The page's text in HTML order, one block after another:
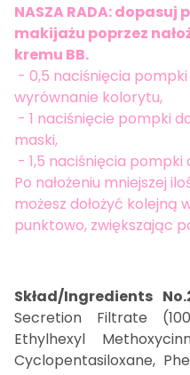
NASZA RADA:
makijażu poprzez
kremu BB.
- 0,5 naciśnięcia
wyrównanie kolorytu,
- 1 naciśnięcie pompki
maski,
- 1,5 naciśnięcia
Po nałożeniu mniejszej
możesz dołożyć kolejną
punktowo, zwiększając
Skład/Ingredients
Secretion Filtrate
Ethylhexyl
Cyclopentasiloxane,